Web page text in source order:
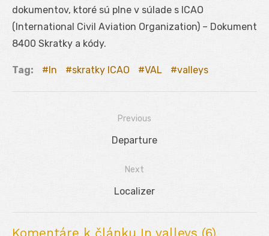
dokumentov, ktoré sú plne v súlade s ICAO
(International Civil Aviation Organization) – Dokument
8400 Skratky a kódy.
Tag: In skratky ICAO VAL valleys
Previous
Previous
Departure
Next
Next
Localizer
Komentáre k článku In valleys (6)